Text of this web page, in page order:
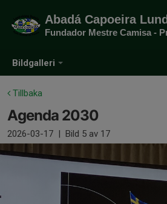
Bildgalleri
Abadá Capoeira Lund
Tillbaka
Agenda 2030
2026-03-17 | Bild 5 av 17